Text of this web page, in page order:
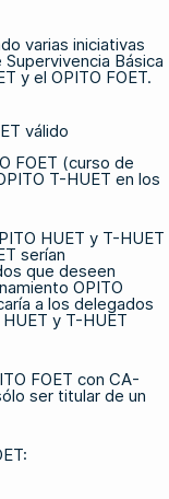
varias iniciativas
Básica
y el OPITO FOET.
válido
FOET (curso de
T-HUET en los
HUET y T-HUET
serían
que deseen
OPITO
a los delegados
y T-HUET
FOET con CA-
ser titular de un